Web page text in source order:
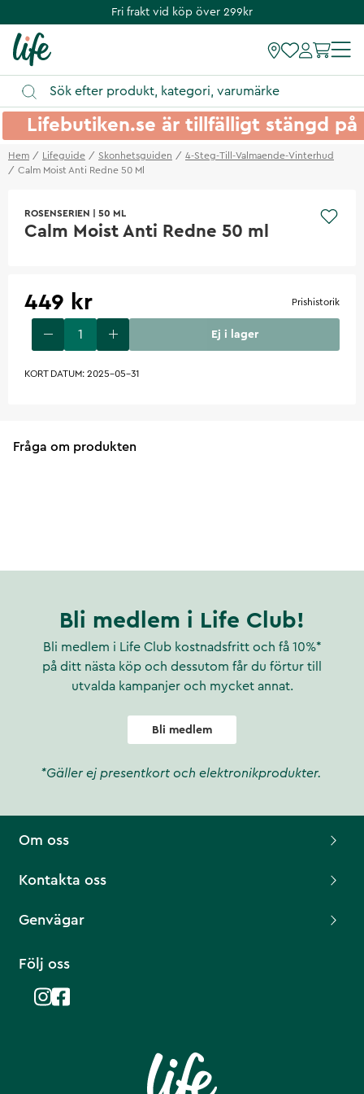
Fri frakt vid köp över 299kr
Lifebutiken.se är tillfälligt stängd
Hem Lifeguide Skonhetsguiden
4-Steg-Till-Valmaende-Vinterhud
Calm Moist Anti Redne 50 Ml
ROSENSERIEN 50 ML
Calm Moist Anti Redne 50 ml
449 kr Prishistorik
Ej i lager
KORT DATUM: 2025-05-31
Fråga om produkten
Bli medlem i Life Club!
Bli medlem i Life Club kostnadsfritt och få 10%*
på ditt nästa köp och dessutom får du förtur till
utvalda kampanjer och mycket annat.
Bli medlem
*Gäller ej presentkort och elektronikprodukter.
Om oss
Kontakta oss
Genvägar
Följ oss